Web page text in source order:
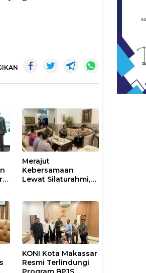
Merajut
Kebersamaan
Lewat Silaturahmi,
dengan Tokoh
Masyarakat
KONI Kota Makassar
Resmi Terlindungi